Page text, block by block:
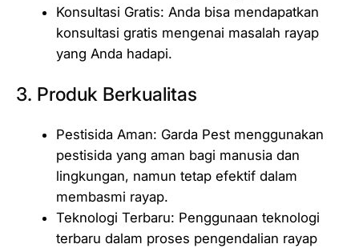
Konsultasi Gratis: Anda bisa mendapatkan
konsultasi gratis mengenai masalah rayap
yang Anda hadapi.
3. Produk Berkualitas
Pestisida Aman: Garda Pest menggunakan
pestisida yang aman bagi manusia dan
lingkungan, namun tetap efektif dalam
membasmi rayap.
Teknologi Terbaru: Penggunaan teknologi
terbaru dalam proses pengendalian rayap